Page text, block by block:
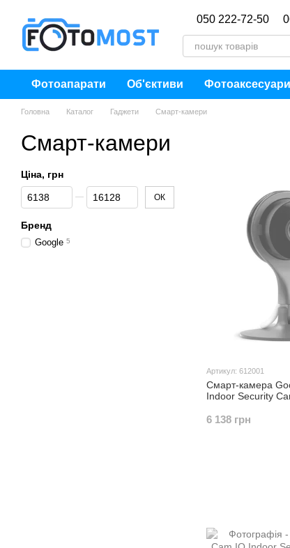
050 222-72-50
Фотоапарати Об'єктиви Фотоаксесуари
Головна Каталог Гаджети Смарт-камери
Смарт-камери
Артикул: 612001
Смарт-камера
Indoor Security
6 138 грн
Ціна, грн
Від Ціна, грн
До Ціна, грн ОК
Бренд
Google 5